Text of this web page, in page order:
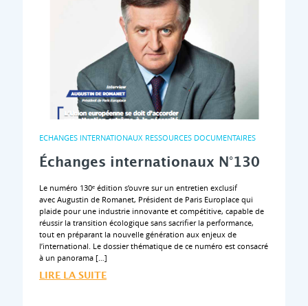
ECHANGES INTERNATIONAUX RESSOURCES DOCUMENTAIRES
Échanges internationaux N°130
Le numéro 130ᵉ édition s’ouvre sur un entretien exclusif
avec Augustin de Romanet, Président de Paris Europlace qui
plaide pour une industrie innovante et compétitive, capable de
réussir la transition écologique sans sacrifier la performance,
tout en préparant la nouvelle génération aux enjeux de
l’international. Le dossier thématique de ce numéro est consacré
à un panorama […]
LIRE LA SUITE